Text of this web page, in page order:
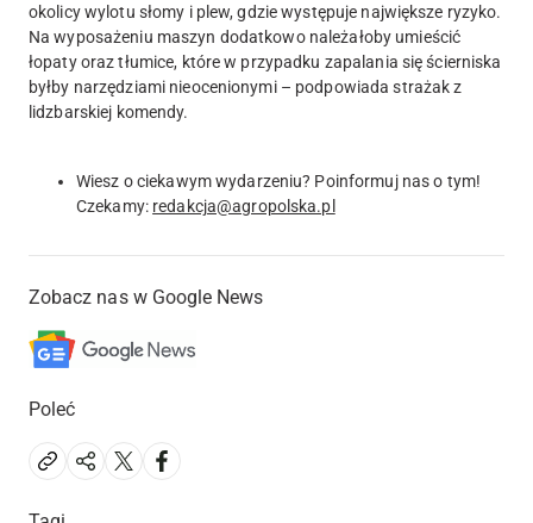
okolicy wylotu słomy i plew, gdzie występuje największe ryzyko.
Na wyposażeniu maszyn dodatkowo należałoby umieścić
łopaty oraz tłumice, które w przypadku zapalania się ścierniska
byłby narzędziami nieocenionymi – podpowiada strażak z
lidzbarskiej komendy.
Wiesz o ciekawym wydarzeniu? Poinformuj nas o tym!
Czekamy: redakcja@agropolska.pl
Zobacz nas w Google News
Poleć